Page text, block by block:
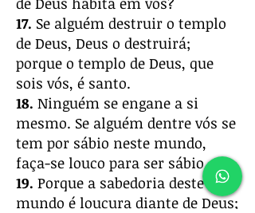
17. Se alguém destruir o templo
de Deus, Deus o destruirá;
porque o templo de Deus, que
sois vós, é santo.
18. Ninguém se engane a si
mesmo. Se alguém dentre vós se
tem por sábio neste mundo,
faça-se louco para ser sábio.
19. Porque a sabedoria deste
mundo é loucura diante de Deus;